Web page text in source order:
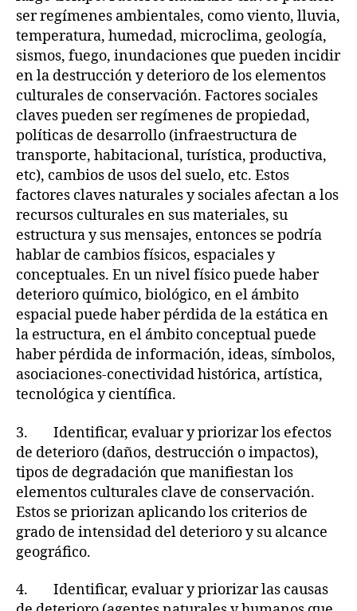
ser regímenes ambientales, como viento, lluvia,
temperatura, humedad, microclima, geología,
sismos, fuego, inundaciones que pueden incidir
en la destrucción y deterioro de los elementos
culturales de conservación. Factores sociales
claves pueden ser regímenes de propiedad,
políticas de desarrollo (infraestructura de
transporte, habitacional, turística, productiva,
etc), cambios de usos del suelo, etc. Estos
factores claves naturales y sociales afectan a los
recursos culturales en sus materiales, su
estructura y sus mensajes, entonces se podría
hablar de cambios físicos, espaciales y
conceptuales. En un nivel físico puede haber
deterioro químico, biológico, en el ámbito
espacial puede haber pérdida de la estática en
la estructura, en el ámbito conceptual puede
haber pérdida de información, ideas, símbolos,
asociaciones-conectividad histórica, artística,
tecnológica y científica.
3. Identificar, evaluar y priorizar los efectos
de deterioro (daños, destrucción o impactos),
tipos de degradación que manifiestan los
elementos culturales clave de conservación.
Estos se priorizan aplicando los criterios de
grado de intensidad del deterioro y su alcance
geográfico.
4. Identificar, evaluar y priorizar las causas